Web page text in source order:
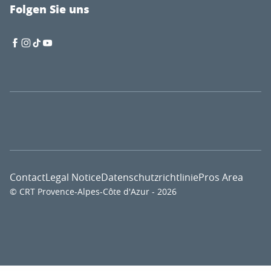
Folgen Sie uns
© CRT Provence-Alpes-Côte d'Azur - 2026
ContactLegal NoticeDatenschutzrichtliniePros Area